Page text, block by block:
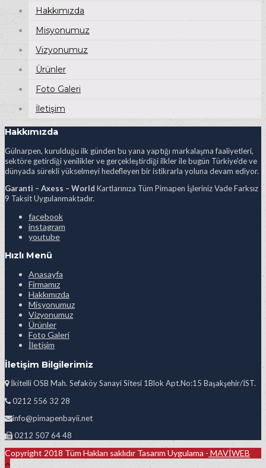
Hakkımızda
Misyonumuz
Vizyonumuz
Ürünler
Foto Galeri
İletişim
Hakkımızda
Gülnarpen, kurulduğu ilk günden bu yana yaptığı markalaşma faaliyetleri,
sektöre getirdiği yenilikler ve gerçekleştirdiği ilkler ile bugün Türkiye’de ve
dünyada sürekli yükselmeyi hedefleyen bir istikrarla yoluna devam ediyor.
Garanti – Axess – World Kartlarınıza Tüm Pimapen İşleriniz Vade Farksız
9 Taksit Uygulanmaktadır.
facebook
instagram
youtube
Hızlı Menü
Anasayfa
Firmamız
Hakkımızda
Misyonumuz
Vizyonumuz
Ürünler
Foto Galeri
İletişim
İletişim Bilgilerimiz
İkitelli OSB Mah. Sefaköy Sanayi Sitesi 1Blok Apt.No:15 Başakşehir/İST.
0212 556 32 28
info@pimapenbayii.net
0212 507 64 48
Copyright 2018 Tüm Hakları saklıdır Tasarım Uygulama - MAVİWEB